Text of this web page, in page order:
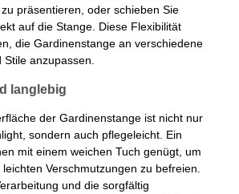
präsentieren, oder schieben Sie
auf die Stange. Diese Flexibilität
die Gardinenstange an verschiedene
anzupassen.
langlebig
der Gardinenstange ist nicht nur
sondern auch pflegeleicht. Ein
mit einem weichen Tuch genügt, um
Verschmutzungen zu befreien.
und die sorgfältig